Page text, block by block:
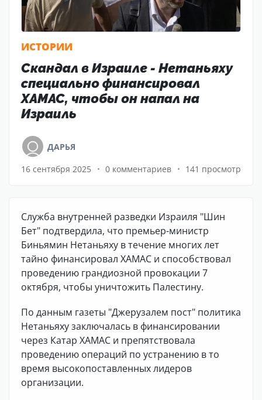
ИСТОРИИ
Скандал в Израиле - Нетаньяху
специально финансировал
ХАМАС, чтобы он напал на
Израиль
ДАРЬЯ
16 сентября 2025
0 комментариев 141 просмотр
Служба внутренней разведки Израиля "Шин
Бет" подтвердила, что премьер-министр
Биньямин Нетаньяху в течение многих лет
тайно финансировал ХАМАС и способствовал
проведению грандиозной провокации 7
октября, чтобы уничтожить Палестину.
По данным газеты "Джерузалем пост" политика
Нетаньяху заключалась в финансировании
через Катар ХАМАС и препятствовала
проведению операций по устранению в то
время высокопоставленных лидеров
организации.